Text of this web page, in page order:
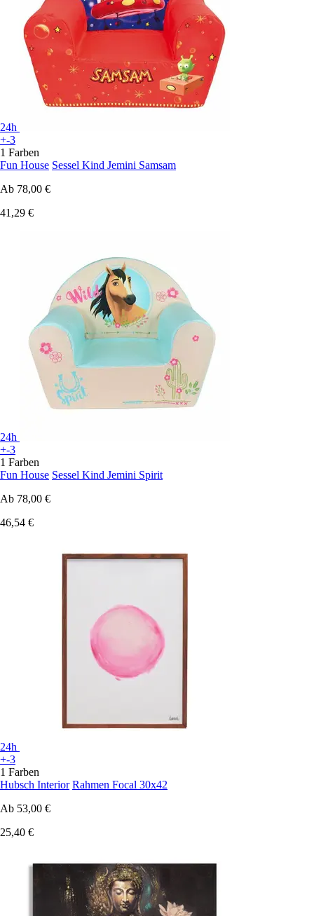
24h
+-3
1 Farben
Fun House Sessel Kind Jemini Samsam
Ab 78,00 €
41,29 €
24h
+-3
1 Farben
Fun House Sessel Kind Jemini Spirit
Ab 78,00 €
46,54 €
24h
+-3
1 Farben
Hubsch Interior Rahmen Focal 30x42
Ab 53,00 €
25,40 €